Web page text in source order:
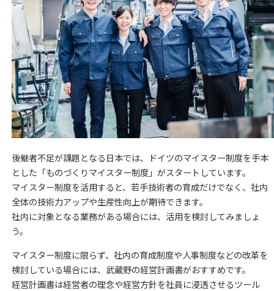
後継者不足が課題となる日本では、ドイツのマイスター制度を手本
とした「ものづくりマイスター制度」がスタートしています。
マイスター制度を活用すると、若手技術者の育成だけでなく、社内
全体の技術力アップや生産性向上が期待できます。
社内に対象となる業務がある場合には、活用を検討してみましょ
う。
マイスター制度に限らず、社内の育成制度や人事制度などの改革を
検討している場合には、武蔵野の経営計画書がおすすめです。
経営計画書は経営者の理念や経営方針を社員に浸透させるツール